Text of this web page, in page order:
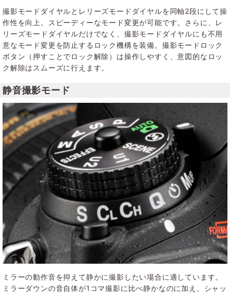
撮影モードダイヤルとレリーズモードダイヤルを同軸2段にして操
作性を向上。スピーディーなモード変更が可能です。さらに、レ
リーズモードダイヤルだけでなく、撮影モードダイヤルにも不用
意なモード変更を防止するロック機構を装備。撮影モードロック
ボタン（押すことでロック解除）は操作しやすく、意図的なロッ
ク解除はスムーズに行えます。
静音撮影モード
ミラーの動作音を抑えて静かに撮影したい場合に適しています。
ミラーダウンの音自体が1コマ撮影に比べ静かなのに加え、シャッ